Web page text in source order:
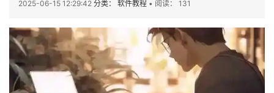
2025-06-15 12:29:42 分类： 软件教程 • 阅读： 131